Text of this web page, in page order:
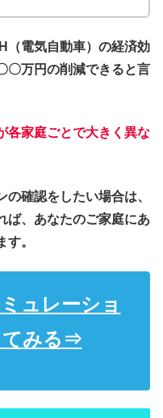
（電気自動車）の経済効
〇万円の削減できると言
各家庭ごとで大きく異な
確認をしたい場合は、
ば、あなたのご家庭にあ
。
ュレーショ
てみる⇒